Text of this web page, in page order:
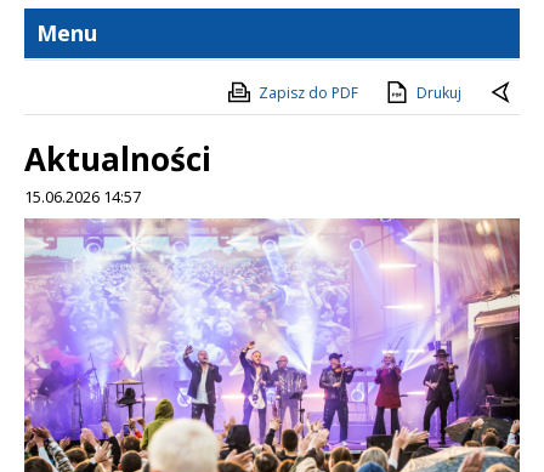
Menu
Zapisz do PDF Drukuj
Aktualności
15.06.2026 14:57